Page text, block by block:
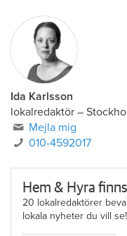
Ida Karlsson
lokalredaktör –
Mejla mig
010-4592017
Hem & Hyra
20 lokalredaktörer
lokala nyheter du vill se!